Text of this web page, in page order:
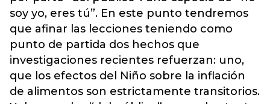
soy yo, eres tú”. En este punto tendremos
que afinar las lecciones teniendo como
punto de partida dos hechos que
investigaciones recientes refuerzan: uno,
que los efectos del Niño sobre la inflación
de alimentos son estrictamente transitorios.